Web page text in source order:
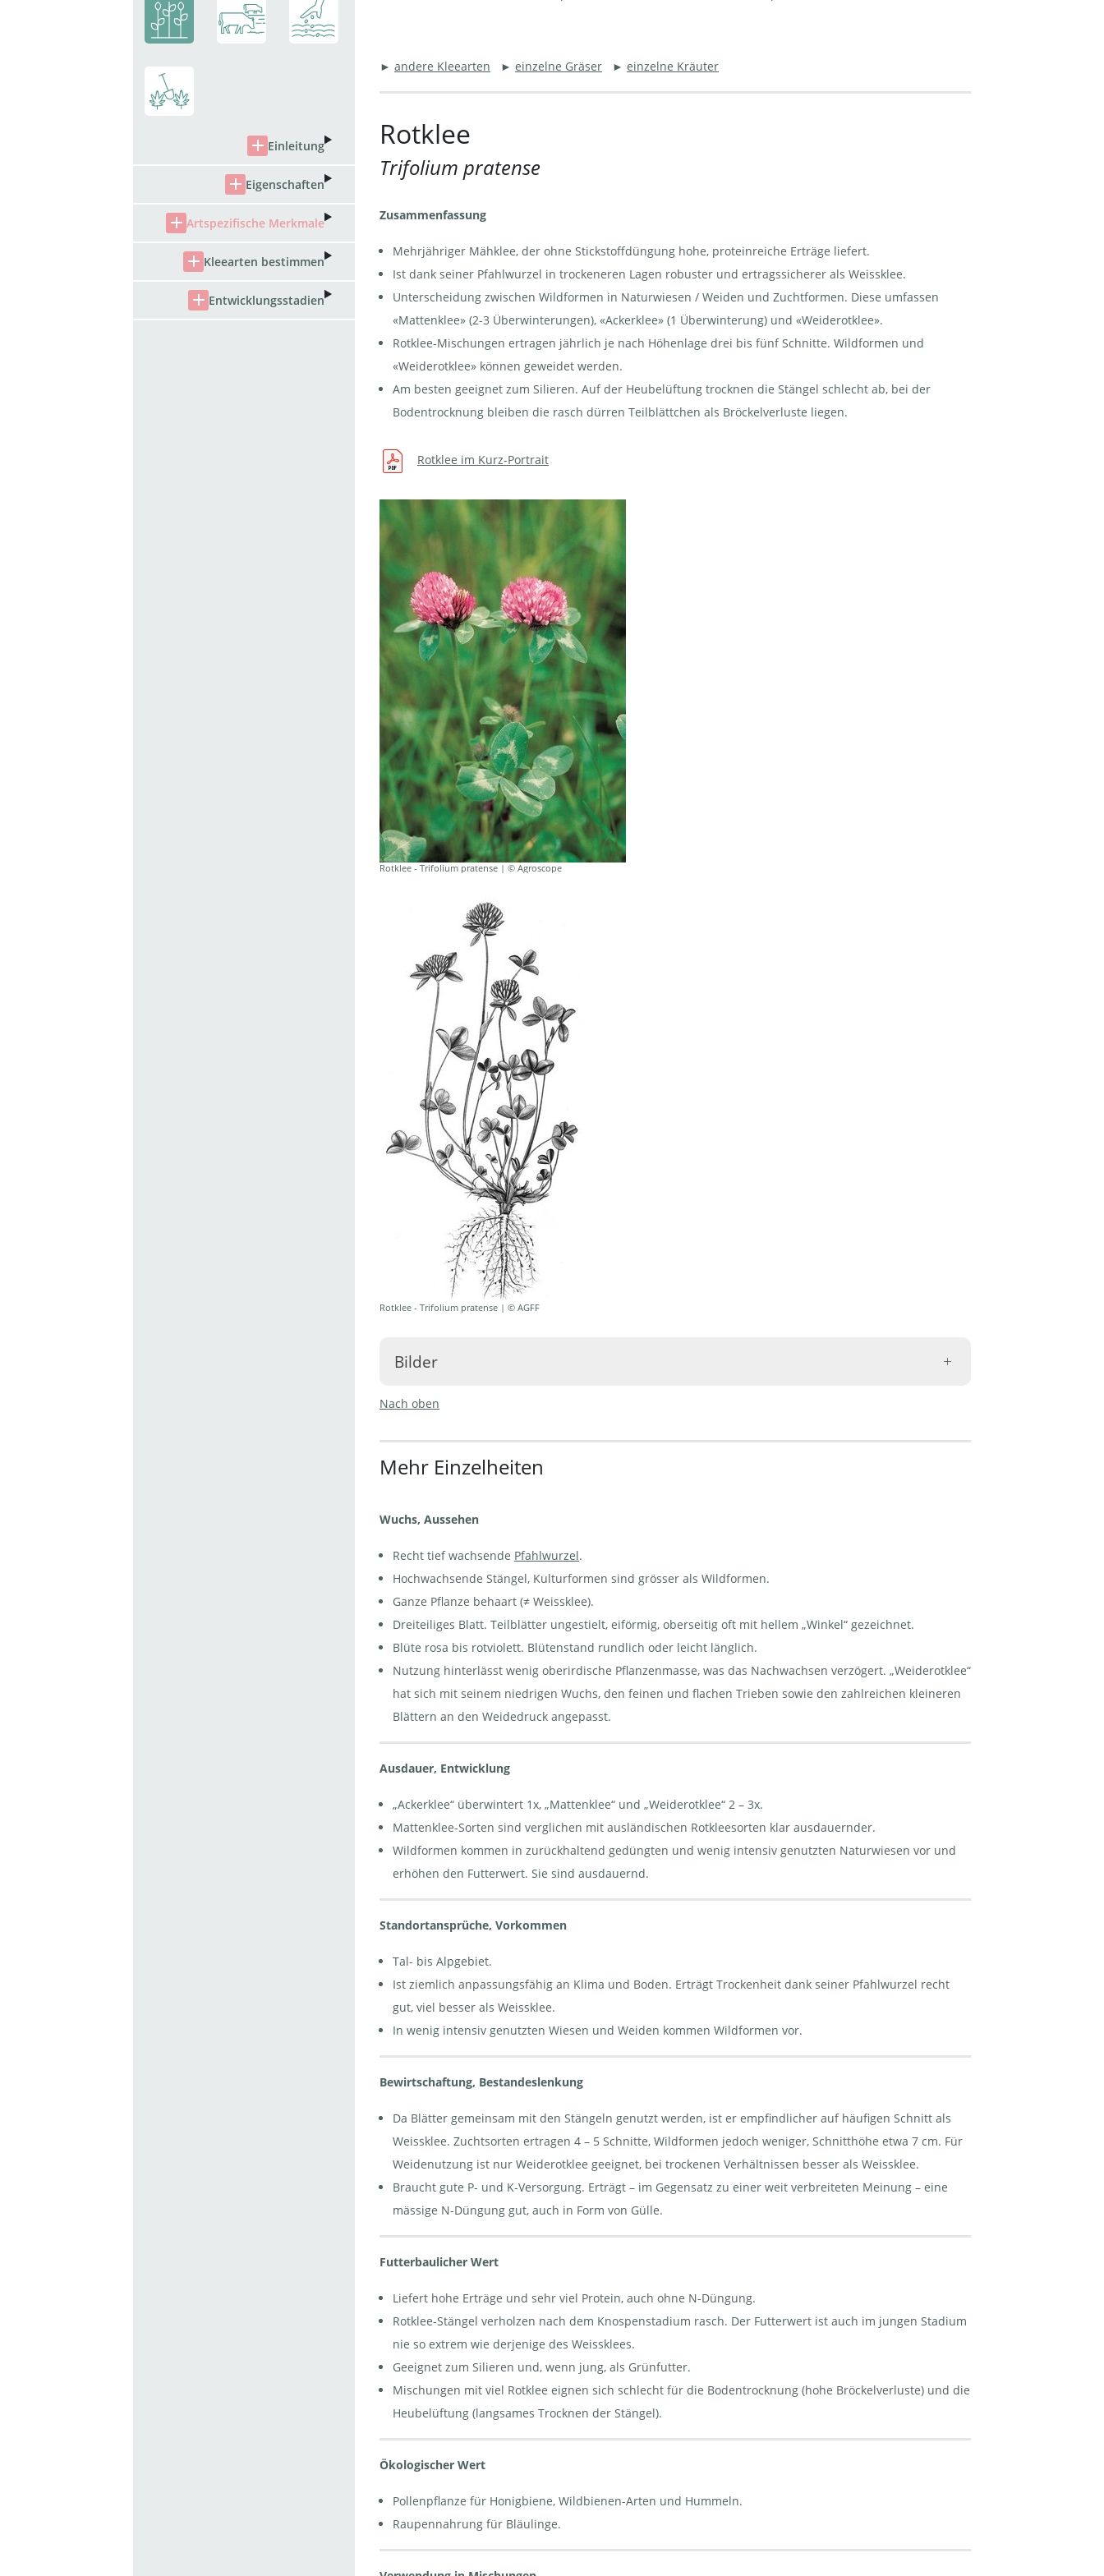
► andere Kleearten ► einzelne Gräser ► einzelne Kräuter
Rotklee
Trifolium pratense
Zusammenfassung
Mehrjähriger Mähklee, der ohne Stickstoffdüngung hohe, proteinreiche Erträge liefert.
Ist dank seiner Pfahlwurzel in trockeneren Lagen robuster und ertragssicherer als Weissklee.
Unterscheidung zwischen Wildformen in Naturwiesen / Weiden und Zuchtformen. Diese umfassen
«Mattenklee» (2-3 Überwinterungen), «Ackerklee» (1 Überwinterung) und «Weiderotklee».
Rotklee-Mischungen ertragen jährlich je nach Höhenlage drei bis fünf Schnitte. Wildformen und
«Weiderotklee» können geweidet werden.
Am besten geeignet zum Silieren. Auf der Heubelüftung trocknen die Stängel schlecht ab, bei der
Bodentrocknung bleiben die rasch dürren Teilblättchen als Bröckelverluste liegen.
Rotklee im Kurz-Portrait
Rotklee - Trifolium pratense | © Agroscope
Rotklee - Trifolium pratense | © AGFF
Bilder
Rotklee -
pratense.
Nebenblatt |
© Agroscope
Rotklee - Trifolium pratense
Rotklee-Bestand | ©
Schnee-Klee
ssp. nivale |
© Agroscope
Schnee-Klee -
Trifolium
nivale | © e-pics
A.Krebs
Rhinanthus alectorolophus |
© e-pics A.Krebs
pratense ssp. nivale | © e-
pics A.Krebs
Nach oben
Mehr Einzelheiten
Wuchs, Aussehen
Recht tief wachsende Pfahlwurzel.
Hochwachsende Stängel, Kulturformen sind grösser als Wildformen.
Ganze Pflanze behaart (≠ Weissklee).
Dreiteiliges Blatt. Teilblätter ungestielt, eiförmig, oberseitig oft mit hellem „Winkel“ gezeichnet.
Blüte rosa bis rotviolett. Blütenstand rundlich oder leicht länglich.
Nutzung hinterlässt wenig oberirdische Pflanzenmasse, was das Nachwachsen verzögert. „Weiderotklee“
hat sich mit seinem niedrigen Wuchs, den feinen und flachen Trieben sowie den zahlreichen kleineren
Blättern an den Weidedruck angepasst.
Ausdauer, Entwicklung
„Ackerklee“ überwintert 1x, „Mattenklee“ und „Weiderotklee“ 2 – 3x.
Mattenklee-Sorten sind verglichen mit ausländischen Rotkleesorten klar ausdauernder.
Wildformen kommen in zurückhaltend gedüngten und wenig intensiv genutzten Naturwiesen vor und
erhöhen den Futterwert. Sie sind ausdauernd.
Standortansprüche, Vorkommen
Tal- bis Alpgebiet.
Ist ziemlich anpassungsfähig an Klima und Boden. Erträgt Trockenheit dank seiner Pfahlwurzel recht
gut, viel besser als Weissklee.
In wenig intensiv genutzten Wiesen und Weiden kommen Wildformen vor.
Bewirtschaftung, Bestandeslenkung
Da Blätter gemeinsam mit den Stängeln genutzt werden, ist er empfindlicher auf häufigen Schnitt als
Weissklee. Zuchtsorten ertragen 4 – 5 Schnitte, Wildformen jedoch weniger, Schnitthöhe etwa 7 cm. Für
Weidenutzung ist nur Weiderotklee geeignet, bei trockenen Verhältnissen besser als Weissklee.
Braucht gute P- und K-Versorgung. Erträgt – im Gegensatz zu einer weit verbreiteten Meinung – eine
mässige N-Düngung gut, auch in Form von Gülle.
Futterbaulicher Wert
Liefert hohe Erträge und sehr viel Protein, auch ohne N-Düngung.
Rotklee-Stängel verholzen nach dem Knospenstadium rasch. Der Futterwert ist auch im jungen Stadium
nie so extrem wie derjenige des Weiss­klees.
Geeignet zum Silieren und, wenn jung, als Grünfutter.
Mischungen mit viel Rotklee eignen sich schlecht für die Bodentrocknung (hohe Bröckelverluste) und die
Heubelüftung (langsames Trocknen der Stängel).
Ökologischer Wert
Pollenpflanze für Honigbiene, Wildbienen-Arten und Hummeln.
Raupennahrung für Bläulinge.